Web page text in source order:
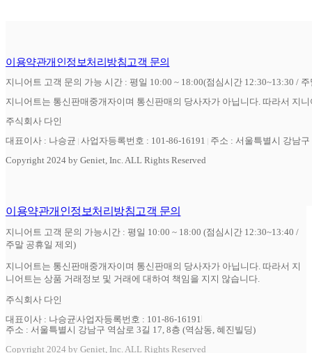
이용약관개인정보처리방침고객 문의
지니어트 고객 문의 가능 시간 : 평일 10:00 ~ 18:00(점심시간 12:30~13:30 /
지니어트는 통신판매중개자이며 통신판매의 당사자가 아닙니다. 따라서 지
주식회사 다인
대표이사 : 나승균 사업자등록번호 : 101-86-16191
주소 : 서울특별시 강남
Copyright 2024 by Geniet, Inc. ALL Rights Reserved
이용약관개인정보처리방침고객 문의
지니어트 고객 문의 가능시간 : 평일 10:00 ~ 18:00 (점심시간 12:30~13:40 /
주말 공휴일 제외)
지니어트는 통신판매중개자이며 통신판매의 당사자가 아닙니다. 따라서 지
니어트는 상품 거래정보 및 거래에 대하여 책임을 지지 않습니다.
주식회사 다인
대표이사 : 나승균사업자등록번호 : 101-86-16191
주소 : 서울특별시 강남구 역삼로 3길 17, 8층 (역삼동, 혜진빌딩)
Copyright 2024 by Geniet, Inc. ALL Rights Reserved